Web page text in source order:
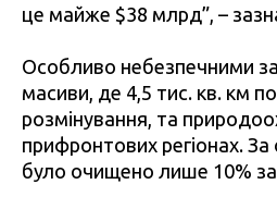
це майже $38 млрд”, –
Особливо небезпечними
масиви, де 4,5 тис. кв. км
розмінування, та
прифронтових регіонах. За
було очищено лише 10%